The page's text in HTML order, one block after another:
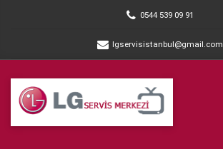
0544 539 09 91
lgservisistanbul@gmail.com